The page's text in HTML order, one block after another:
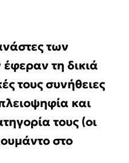
των
τη δικιά
τους συνήθειες
και
τους (οι
στο